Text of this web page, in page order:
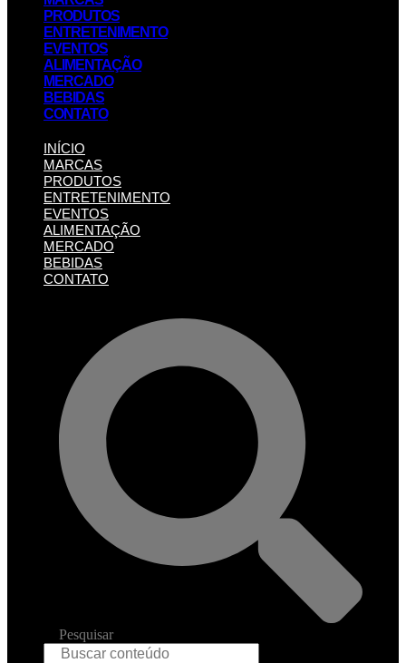
PRODUTOS
ENTRETENIMENTO
EVENTOS
ALIMENTAÇÃO
MERCADO
BEBIDAS
CONTATO
INÍCIO
MARCAS
PRODUTOS
ENTRETENIMENTO
EVENTOS
ALIMENTAÇÃO
MERCADO
BEBIDAS
CONTATO
Pesquisar